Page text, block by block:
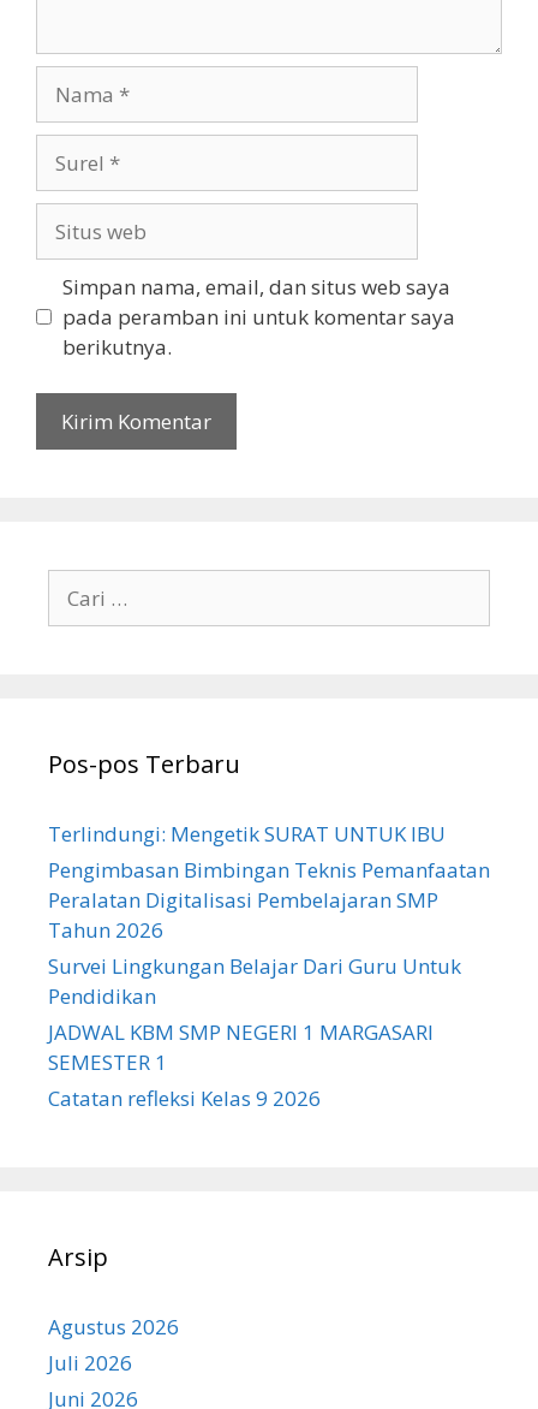
web
Simpan nama, email, dan situs web saya
pada peramban ini untuk komentar saya
berikutnya.
untuk:
Pos-pos Terbaru
Terlindungi: Mengetik SURAT UNTUK IBU
Pengimbasan Bimbingan Teknis Pemanfaatan
Peralatan Digitalisasi Pembelajaran SMP
Tahun 2026
Survei Lingkungan Belajar Dari Guru Untuk
Pendidikan
JADWAL KBM SMP NEGERI 1 MARGASARI
SEMESTER 1
Catatan refleksi Kelas 9 2026
Arsip
Agustus 2026
Juli 2026
Juni 2026